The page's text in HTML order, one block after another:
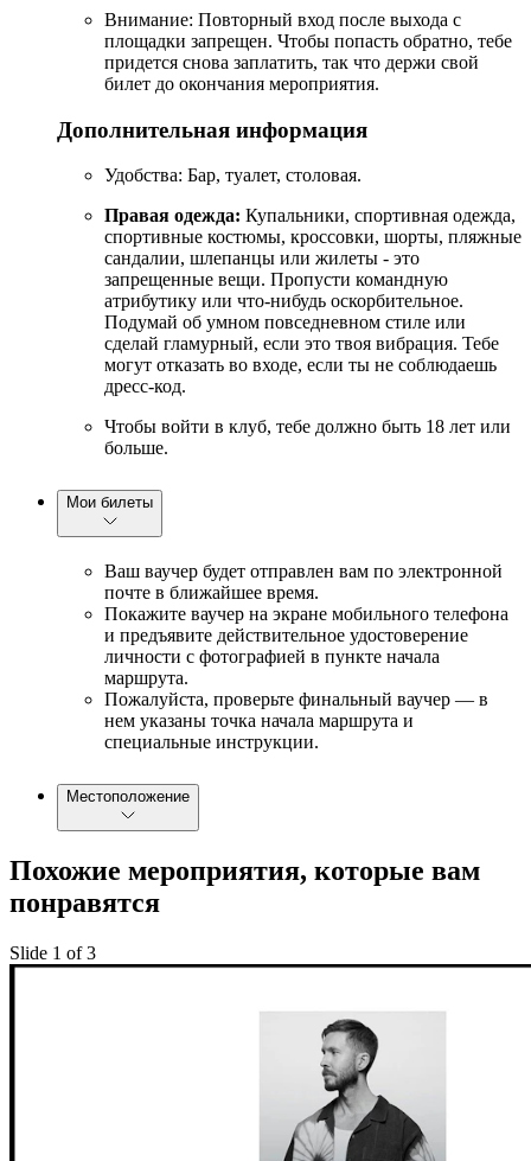
Внимание: Повторный вход после выхода с
площадки запрещен. Чтобы попасть обратно, тебе
придется снова заплатить, так что держи свой
билет до окончания мероприятия.
Дополнительная информация
Удобства: Бар, туалет, столовая.
Правая одежда: Купальники, спортивная одежда,
спортивные костюмы, кроссовки, шорты, пляжные
сандалии, шлепанцы или жилеты - это
запрещенные вещи. Пропусти командную
атрибутику или что-нибудь оскорбительное.
Подумай об умном повседневном стиле или
сделай гламурный, если это твоя вибрация. Тебе
могут отказать во входе, если ты не соблюдаешь
дресс-код.
Чтобы войти в клуб, тебе должно быть 18 лет или
больше.
Мои билеты
Ваш ваучер будет отправлен вам по электронной
почте в ближайшее время.
Покажите ваучер на экране мобильного телефона
и предъявите действительное удостоверение
личности с фотографией в пункте начала
маршрута.
Пожалуйста, проверьте финальный ваучер — в
нем указаны точка начала маршрута и
специальные инструкции.
Местоположение
Похожие мероприятия, которые вам
понравятся
Slide 1 of 3